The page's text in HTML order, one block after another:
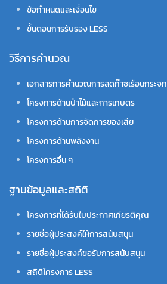
ข้อกำหนดและเงื่อนไข
ขั้นตอนการรับรอง LESS
วิธีการคำนวณ
เอกสารการคำนวณการลดก๊าซเรือนกระจก
โครงการด้านป่าไม้และการเกษตร
โครงการด้านการจัดการของเสีย
โครงการด้านพลังงาน
โครงการอื่น ๆ
ฐานข้อมูลและสถิติ
โครงการที่ได้รับใบประกาศเกียรติคุณ
รายชื่อผู้ประสงค์ให้การสนับสนุน
รายชื่อผู้ประสงค์ขอรับการสนับสนุน
สถิติโครงการ LESS